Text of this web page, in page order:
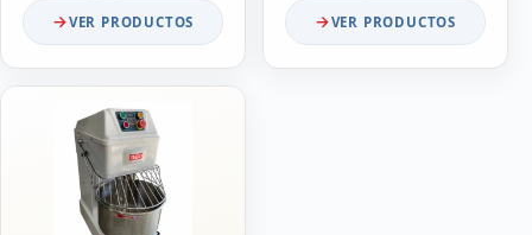
VER PRODUCTOS VER PRODUCTOS